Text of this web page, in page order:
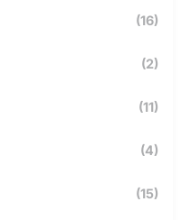
(16)
(2)
(11)
(4)
(15)